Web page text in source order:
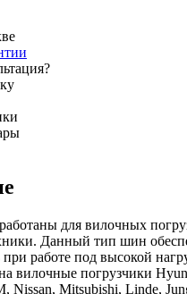
для вилочных
Данный тип шин
при работе под высокой
вилочные погрузчики
Nissan, Mitsubishi, Linde,